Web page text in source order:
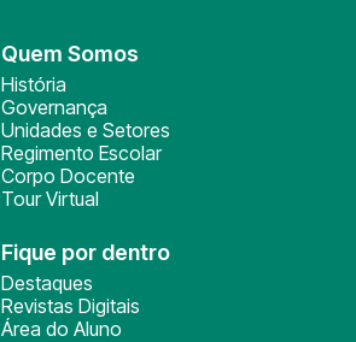
Quem Somos
História
Governança
Unidades e Setores
Regimento Escolar
Corpo Docente
Tour Virtual
Fique por dentro
Destaques
Revistas Digitais
Área do Aluno